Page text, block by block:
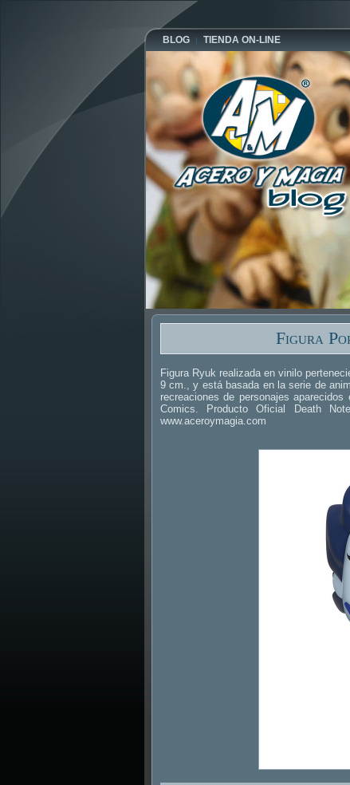
BLOG TIENDA ON-LINE
Figura
Figura Ryuk realizada en vinilo
9 cm., y está basada en la serie de
recreaciones de personajes
Comics. Producto Oficial Death
www.aceroymagia.com